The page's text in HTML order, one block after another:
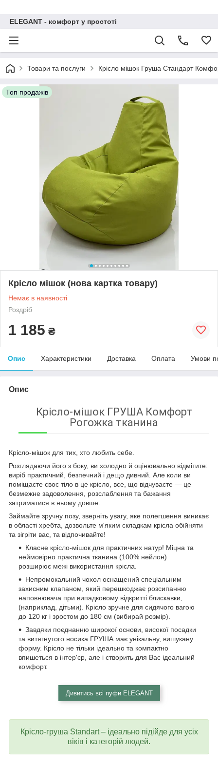
ELEGANT - комфорт у простоті
Товари та послуги Крісло мішок Груша Стандарт
Топ продажів
Крісло мішок (нова картка товару)
Немає в наявності
Роздріб
1 185 ₴
Опис Характеристики Доставка Оплата Умови
Опис
Крісло-мішок ГРУША Комфорт
Рогожка тканина
Крісло-мішок для тих, хто любить себе.
Розглядаючи його з боку, ви холодно й оцінювально відмітите:
виріб практичний, безпечний і дещо дивний. Але коли ви
поміщаєте своє тіло в це крісло, все, що відчуваєте — це
безмежне задоволення, розслаблення та бажання
затриматися в ньому довше.
Займайте зручну позу, зверніть увагу, яке полегшення виникає
в області хребта, дозвольте м'яким складкам крісла обійняти
та зігріти вас, та відпочивайте!
Класне крісло-мішок для практичних натур! Міцна та
неймовірно практична тканина (100% нейлон)
розширює межі використання крісла.
Непромокальний чохол оснащений спеціальним
захисним клапаном, який перешкоджає розсипанню
наповнювача при випадковому відкритті блискавки,
(наприклад, дітьми). Крісло зручне для сидячого вагою
до 120 кг і зростом до 180 см (вибирай розмір).
Завдяки поєднанню широкої основи, високої посадки
та витягнутого носика ГРУША має унікальну, вишукану
форму. Крісло не тільки ідеально та компактно
впишеться в інтер'єр, але і створить для Вас ідеальний
комфорт.
Дивитись всі пуфи ELEGANT
Крісло-груша Standart – ідеально підійде для усіх
віків і категорій людей.